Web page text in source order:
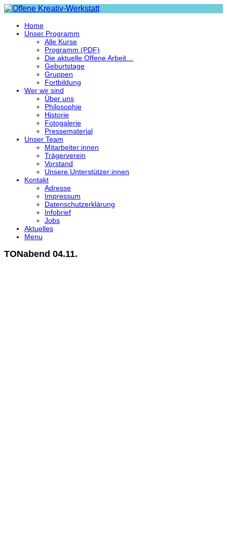
Home
Unser Programm
Alle Kurse
Programm (PDF)
Die aktuelle Offene Arbeit…
Geburtstage
Gruppen
Fortbildung
Wer wir sind
Über uns
Philosophie
Historie
Fotogalerie
Pressematerial
Unser Team
Mitarbeiter:innen
Trägerverein
Vorstand
Unsere Unterstützer:innen
Kontakt
Adresse
Impressum
Datenschutzerklärung
Infobrief
Jobs
Aktuelles
Menu
TONabend 04.11.